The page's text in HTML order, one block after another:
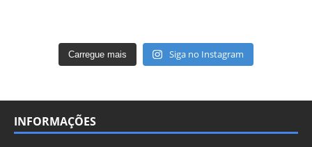
Carregue mais Siga no Instagram
INFORMAÇÕES